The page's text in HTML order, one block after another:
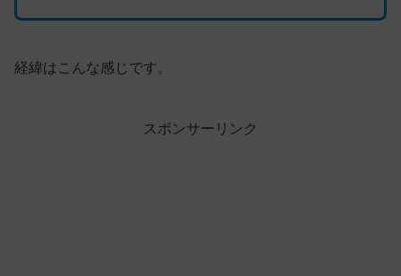
経緯はこんな感じです。
スポンサーリンク